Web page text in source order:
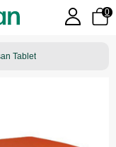
0
Tablet